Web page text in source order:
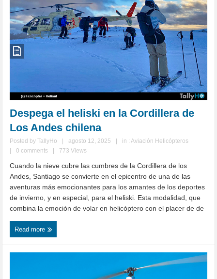
Despega el heliski en la Cordillera de
Los Andes chilena
Posted byTallyHo | agosto 12, 2025 | in :Aviación Helicópteros
|
0 comments | 773 Views
Cuando la nieve cubre las cumbres de la Cordillera de los
Andes, Santiago se convierte en el epicentro de una de las
aventuras más emocionantes para los amantes de los deportes
de invierno, y en especial, para el heliski. Esta modalidad, que
combina la emoción de volar en helicóptero con el placer de de
Read more